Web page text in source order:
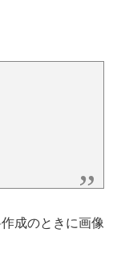
成のときに画像